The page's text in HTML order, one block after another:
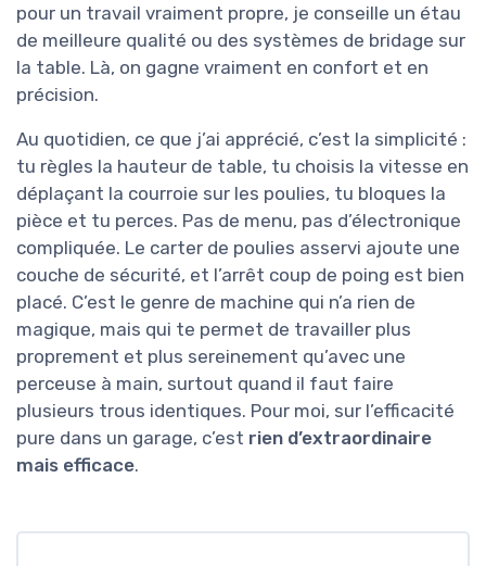
pour un travail vraiment propre, je conseille un étau
de meilleure qualité ou des systèmes de bridage sur
la table. Là, on gagne vraiment en confort et en
précision.
Au quotidien, ce que j’ai apprécié, c’est la simplicité :
tu règles la hauteur de table, tu choisis la vitesse en
déplaçant la courroie sur les poulies, tu bloques la
pièce et tu perces. Pas de menu, pas d’électronique
compliquée. Le carter de poulies asservi ajoute une
couche de sécurité, et l’arrêt coup de poing est bien
placé. C’est le genre de machine qui n’a rien de
magique, mais qui te permet de travailler plus
proprement et plus sereinement qu’avec une
perceuse à main, surtout quand il faut faire
plusieurs trous identiques. Pour moi, sur l’efficacité
pure dans un garage, c’est rien d’extraordinaire
mais efficace.